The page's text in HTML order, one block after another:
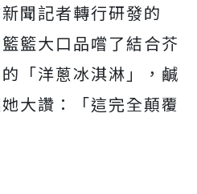
聞記者轉行研發的
籃大口品嚐了結合芥
「洋蔥冰淇淋」，鹹
大讚：「這完全顛覆